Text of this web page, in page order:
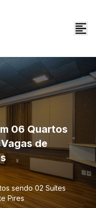
06 Quartos
de
sendo 02 Suítes
Pires